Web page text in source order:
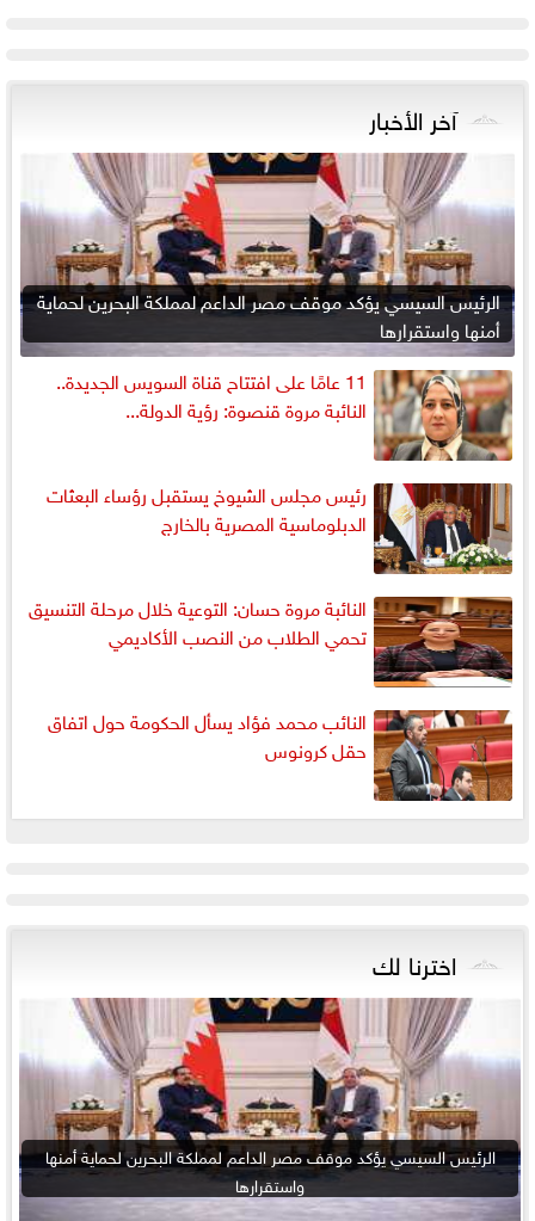
آخر الأخبار
الرئيس السيسي يؤكد موقف مصر الداعم لمملكة البحرين لحماية
أمنها واستقرارها
11 عامًا على افتتاح قناة السويس الجديدة..
النائبة مروة قنصوة: رؤية الدولة...
رئيس مجلس الشيوخ يستقبل رؤساء البعثات
الدبلوماسية المصرية بالخارج
النائبة مروة حسان: التوعية خلال مرحلة التنسيق
تحمي الطلاب من النصب الأكاديمي
النائب محمد فؤاد يسأل الحكومة حول اتفاق
حقل كرونوس
اخترنا لك
الرئيس السيسي يؤكد موقف مصر الداعم لمملكة البحرين لحماية أمنها
واستقرارها